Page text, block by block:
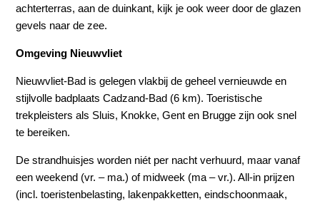
achterterras, aan de duinkant, kijk je ook weer door de glazen
gevels naar de zee.
Omgeving Nieuwvliet
Nieuwvliet-Bad is gelegen vlakbij de geheel vernieuwde en
stijlvolle badplaats Cadzand-Bad (6 km). Toeristische
trekpleisters als Sluis, Knokke, Gent en Brugge zijn ook snel
te bereiken.
De strandhuisjes worden niét per nacht verhuurd, maar vanaf
een weekend (vr. – ma.) of midweek (ma – vr.). All-in prijzen
(incl. toeristenbelasting, lakenpakketten, eindschoonmaak,